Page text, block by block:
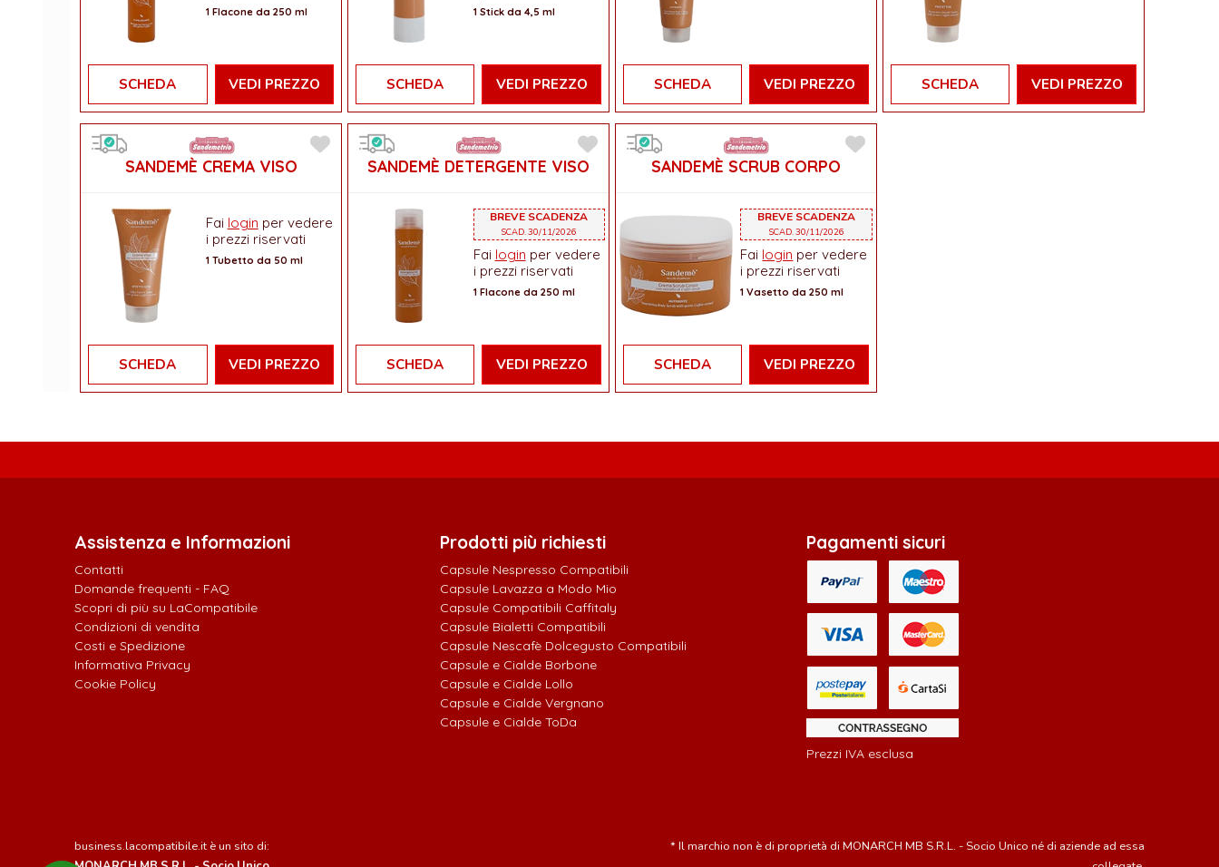
1 Flacone da 250 ml
SCHEDA VEDI PREZZO
1 Stick da 4,5 ml
SCHEDA VEDI PREZZO SCHEDA VEDI PREZZO SCHEDA VEDI PREZZO
SANDEMÈ CREMA VISO
Fai login per vedere
i prezzi riservati
1 Tubetto da 50 ml
SCHEDA VEDI PREZZO
SANDEMÈ DETERGENTE VISO
BREVE SCADENZA
SCAD. 30/11/2026
Fai login per vedere
i prezzi riservati
1 Flacone da 250 ml
SCHEDA VEDI PREZZO
SANDEMÈ SCRUB CORPO
BREVE SCADENZA
SCAD. 30/11/2026
Fai login per vedere
i prezzi riservati
1 Vasetto da 250 ml
SCHEDA VEDI PREZZO
Assistenza e Informazioni
Contatti
Domande frequenti - FAQ
Scopri di più su LaCompatibile
Condizioni di vendita
Costi e Spedizione
Informativa Privacy
Cookie Policy
Prodotti più richiesti
Capsule Nespresso Compatibili
Capsule Lavazza a Modo Mio
Capsule Compatibili Caffitaly
Capsule Bialetti Compatibili
Capsule Nescafè Dolcegusto Compatibili
Capsule e Cialde Borbone
Capsule e Cialde Lollo
Capsule e Cialde Vergnano
Capsule e Cialde ToDa
Pagamenti sicuri
Prezzi IVA esclusa
business.lacompatibile.it è un sito di:
* Il marchio non è di proprietà di MONARCH MB S.R.L. - Socio Unico né di aziende ad essa